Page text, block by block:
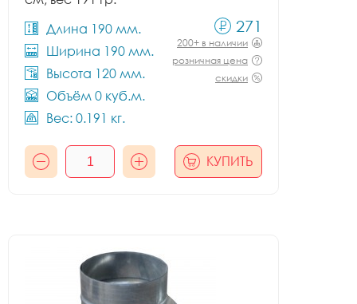
Длина 190 мм.
Ширина 190 мм.
Высота 120 мм.
Объём 0 куб.м.
Вес: 0.191 кг.
271
200+ в наличии
розничная цена
скидки
КУПИТЬ